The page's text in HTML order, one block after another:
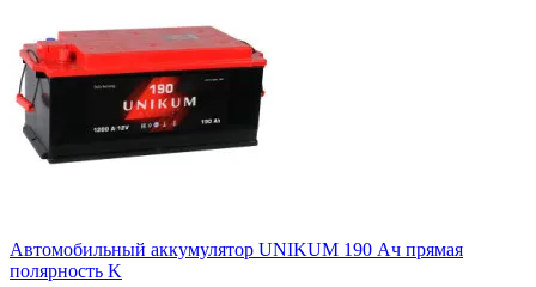
Автомобильный аккумулятор UNIKUM 190 Ач прямая
полярность K